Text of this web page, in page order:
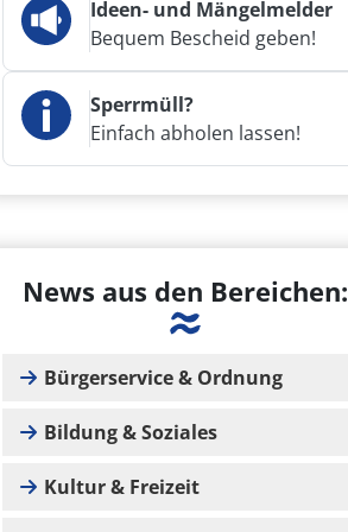
Ideen- und Mängelmelder
Bequem Bescheid geben!
Sperrmüll?
Einfach abholen lassen!
News aus den Bereichen:
Bürgerservice & Ordnung
Bildung & Soziales
Kultur & Freizeit